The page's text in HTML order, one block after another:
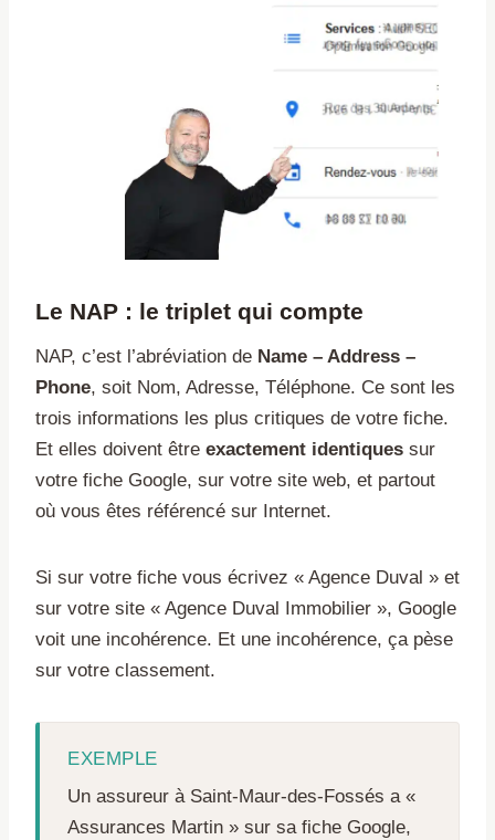
Le NAP : le triplet qui compte
NAP, c’est l’abréviation de Name – Address –
Phone, soit Nom, Adresse, Téléphone. Ce sont les
trois informations les plus critiques de votre fiche.
Et elles doivent être exactement identiques sur
votre fiche Google, sur votre site web, et partout
où vous êtes référencé sur Internet.
Si sur votre fiche vous écrivez « Agence Duval » et
sur votre site « Agence Duval Immobilier », Google
voit une incohérence. Et une incohérence, ça pèse
sur votre classement.
EXEMPLE
Un assureur à Saint-Maur-des-Fossés a «
Assurances Martin » sur sa fiche Google,